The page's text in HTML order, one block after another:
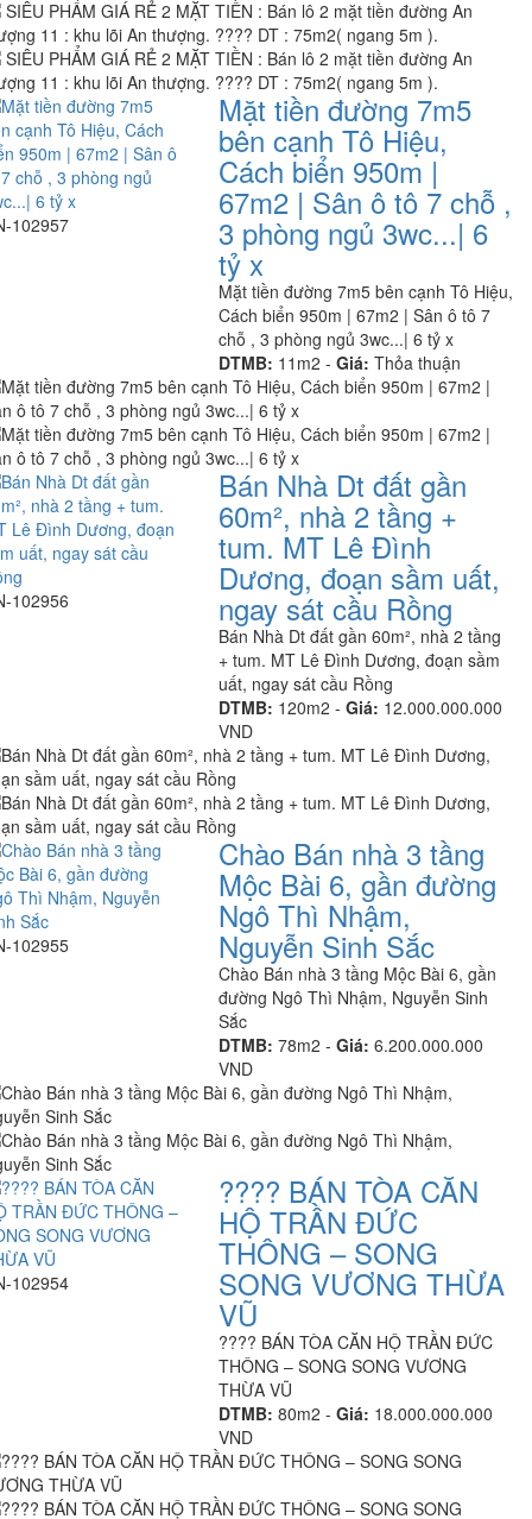
102957
Mặt tiền đường 7m5
bên cạnh Tô Hiệu,
Cách biển 950m |
67m2 | Sân ô tô 7 chỗ ,
3 phòng ngủ 3wc...| 6
tỷ x
Mặt tiền đường 7m5 bên cạnh Tô Hiệu,
Cách biển 950m | 67m2 | Sân ô tô 7
chỗ , 3 phòng ngủ 3wc...| 6 tỷ x
DTMB: 11m2 -Giá: Thỏa thuận
102956
Bán Nhà Dt đất gần
60m², nhà 2 tầng +
tum. MT Lê Đình
Dương, đoạn sầm uất,
ngay sát cầu Rồng
Bán Nhà Dt đất gần 60m², nhà 2 tầng
+ tum. MT Lê Đình Dương, đoạn sầm
uất, ngay sát cầu Rồng
DTMB: 120m2 -Giá: 12.000.000.000
VND
102955
Chào Bán nhà 3 tầng
Mộc Bài 6, gần đường
Ngô Thì Nhậm,
Nguyễn Sinh Sắc
Chào Bán nhà 3 tầng Mộc Bài 6, gần
đường Ngô Thì Nhậm, Nguyễn Sinh
Sắc
DTMB: 78m2 -Giá: 6.200.000.000
VND
102954
???? BÁN TÒA CĂN
HỘ TRẦN ĐỨC
THÔNG – SONG
SONG VƯƠNG THỪA
VŨ
???? BÁN TÒA CĂN HỘ TRẦN ĐỨC
THÔNG – SONG SONG VƯƠNG
THỪA VŨ
DTMB: 80m2 -Giá: 18.000.000.000
VND